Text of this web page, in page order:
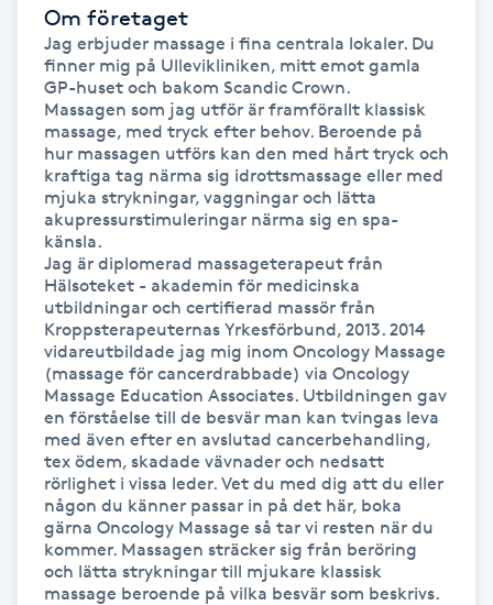
Gellack
Gellack med förstärkning
Gravidmassage
Gravidyoga
Gruppträning
Gua Sha-massage
Hatha Yoga
Headspa
Healing
Herrklippning
Om företaget
Jag erbjuder massage i fina centrala lokaler. Du
finner mig på Ullevikliniken, mitt emot gamla
GP-huset och bakom Scandic Crown.
Massagen som jag utför är framförallt klassisk
massage, med tryck efter behov. Beroende på
hur massagen utförs kan den med hårt tryck och
kraftiga tag närma sig idrottsmassage eller med
mjuka strykningar, vaggningar och lätta
akupressurstimuleringar närma sig en spa-
känsla.
Jag är diplomerad massageterapeut från
Hälsoteket - akademin för medicinska
utbildningar och certifierad massör från
Kroppsterapeuternas Yrkesförbund, 2013. 2014
vidareutbildade jag mig inom Oncology Massage
(massage för cancerdrabbade) via Oncology
Massage Education Associates. Utbildningen gav
en förståelse till de besvär man kan tvingas leva
med även efter en avslutad cancerbehandling,
tex ödem, skadade vävnader och nedsatt
rörlighet i vissa leder. Vet du med dig att du eller
någon du känner passar in på det här, boka
gärna Oncology Massage så tar vi resten när du
kommer. Massagen sträcker sig från beröring
och lätta strykningar till mjukare klassisk
massage beroende på vilka besvär som beskrivs.